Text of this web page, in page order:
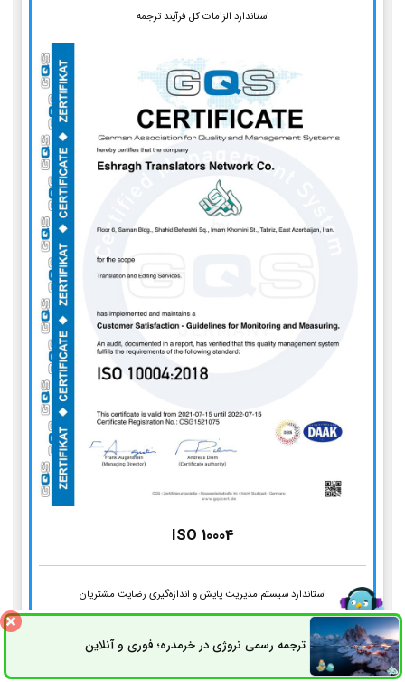
استاندارد الزامات کل فرآیند ترجمه
ISO 10004
استاندارد سیستم مدیریت پایش و اندازه‌گیری رضایت مشتریان
مراحل انجام ترجمه رسمی انگلیسی درگلستان
ترجمه رسمی نروژی در خرمدره؛ فوری و آنلاینثبت سفارش راه های ارتباطی